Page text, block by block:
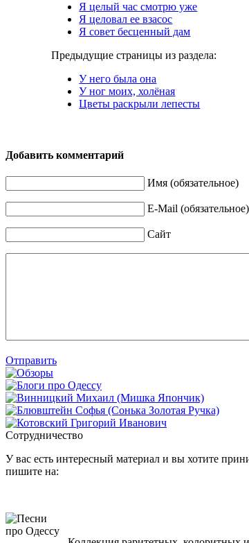
Я целый час смотрю уже
Я целовал ее взасос
Я совет бесценный дам
Предыдущие страницы из раздела:
У него была она
У ног моих, холёная
Цветы раскрыли лепесты
Добавить комментарий
Имя (обязательное)
E-Mail (обязательное)
Сайт
Отправить
Сотрудничество
У вас есть интересный материал и вы хотите
пишите на: